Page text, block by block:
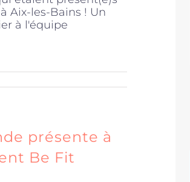
Aix-les-Bains ! Un
à l'équipe
présente à
Be Fit